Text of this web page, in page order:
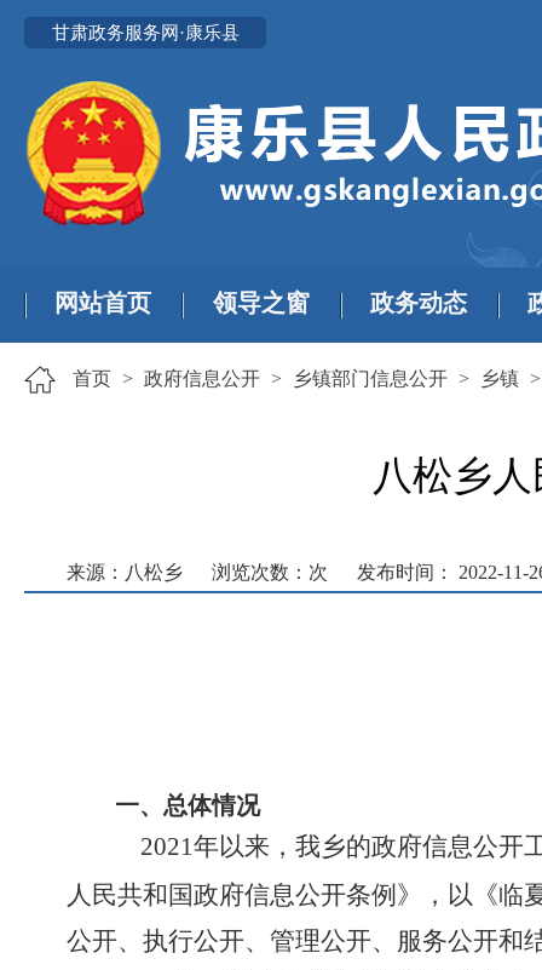
甘肃政务服务网·康乐县
网站首页 领导之窗 政务动态
首页 > 政府信息公开 > 乡镇部门信息公开 > 乡镇 >
八松乡
来源：八松乡 浏览次数： 次 发布时间： 2022-11-
一、总体情况
2021年以来，我乡的政府信息公开
人民共和国政府信息公开条例》，以《临
公开、执行公开、管理公开、服务公开和